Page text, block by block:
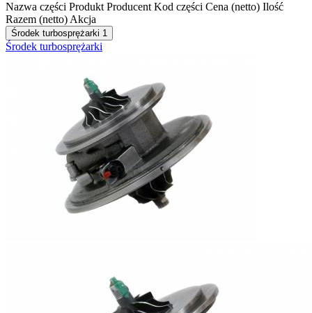
Nazwa części Produkt Producent Kod części Cena (netto) Ilość
Razem (netto) Akcja
Środek turbosprężarki 1
Środek turbosprężarki